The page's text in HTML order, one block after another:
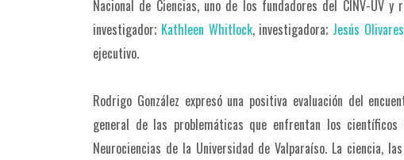
Nacional de Ciencias, uno de los fundadores del CINV-UV
investigador; Kathleen Whitlock, investigadora; Jesús Olivares
ejecutivo.
Rodrigo González expresó una positiva evaluación del
general de las problemáticas que enfrentan los
Neurociencias de la Universidad de Valparaíso. La ciencia,